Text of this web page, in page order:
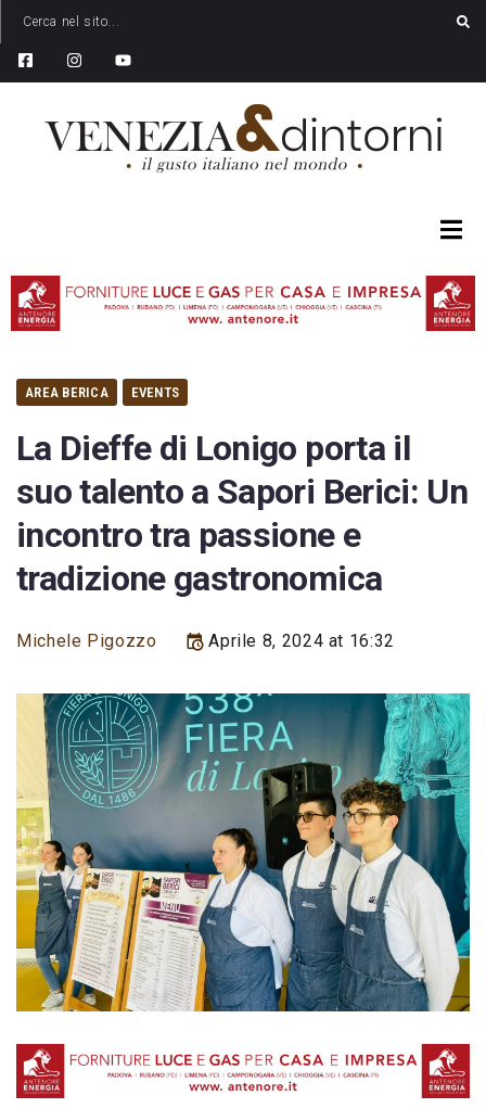
AREA BERICA EVENTS
La Dieffe di Lonigo porta il
suo talento a Sapori Berici: Un
incontro tra passione e
tradizione gastronomica
Michele Pigozzo Aprile 8, 2024 at 16:32